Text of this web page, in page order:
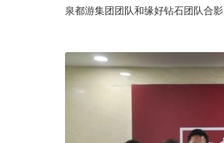
泉都游集团团队和缘好钻石团队合影